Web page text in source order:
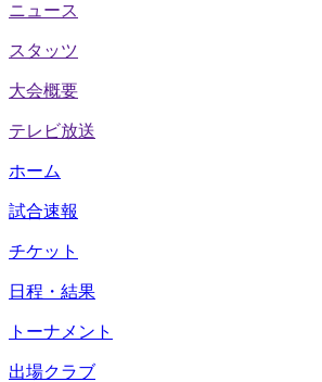
ニュース
スタッツ
大会概要
テレビ放送
ホーム
試合速報
チケット
日程・結果
トーナメント
出場クラブ